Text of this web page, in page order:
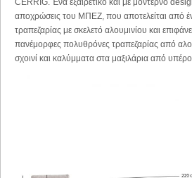
αποχρώσεις του ΜΠΕΖ, που αποτελείται από
τραπεζαρίας με σκελετό αλουμινίου και
πανέμορφες πολυθρόνες τραπεζαρίας από
σχοινί και καλύμματα στα μαξιλάρια από